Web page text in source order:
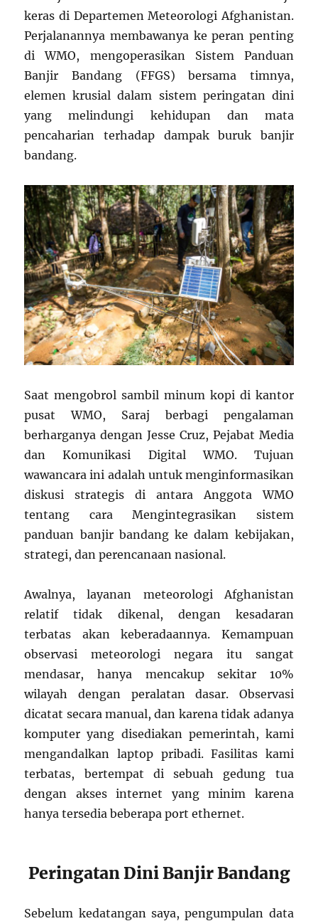
keras di Departemen Meteorologi Afghanistan.
Perjalanannya membawanya ke peran penting
di WMO, mengoperasikan Sistem Panduan
Banjir Bandang (FFGS) bersama timnya,
elemen krusial dalam sistem peringatan dini
yang melindungi kehidupan dan mata
pencaharian terhadap dampak buruk banjir
bandang.
Saat mengobrol sambil minum kopi di kantor
pusat WMO, Saraj berbagi pengalaman
berharganya dengan Jesse Cruz, Pejabat Media
dan Komunikasi Digital WMO. Tujuan
wawancara ini adalah untuk menginformasikan
diskusi strategis di antara Anggota WMO
tentang cara Mengintegrasikan sistem
panduan banjir bandang ke dalam kebijakan,
strategi, dan perencanaan nasional.
Awalnya, layanan meteorologi Afghanistan
relatif tidak dikenal, dengan kesadaran
terbatas akan keberadaannya. Kemampuan
observasi meteorologi negara itu sangat
mendasar, hanya mencakup sekitar 10%
wilayah dengan peralatan dasar. Observasi
dicatat secara manual, dan karena tidak adanya
komputer yang disediakan pemerintah, kami
mengandalkan laptop pribadi. Fasilitas kami
terbatas, bertempat di sebuah gedung tua
dengan akses internet yang minim karena
hanya tersedia beberapa port ethernet.
Peringatan Dini Banjir Bandang
Sebelum kedatangan saya, pengumpulan data